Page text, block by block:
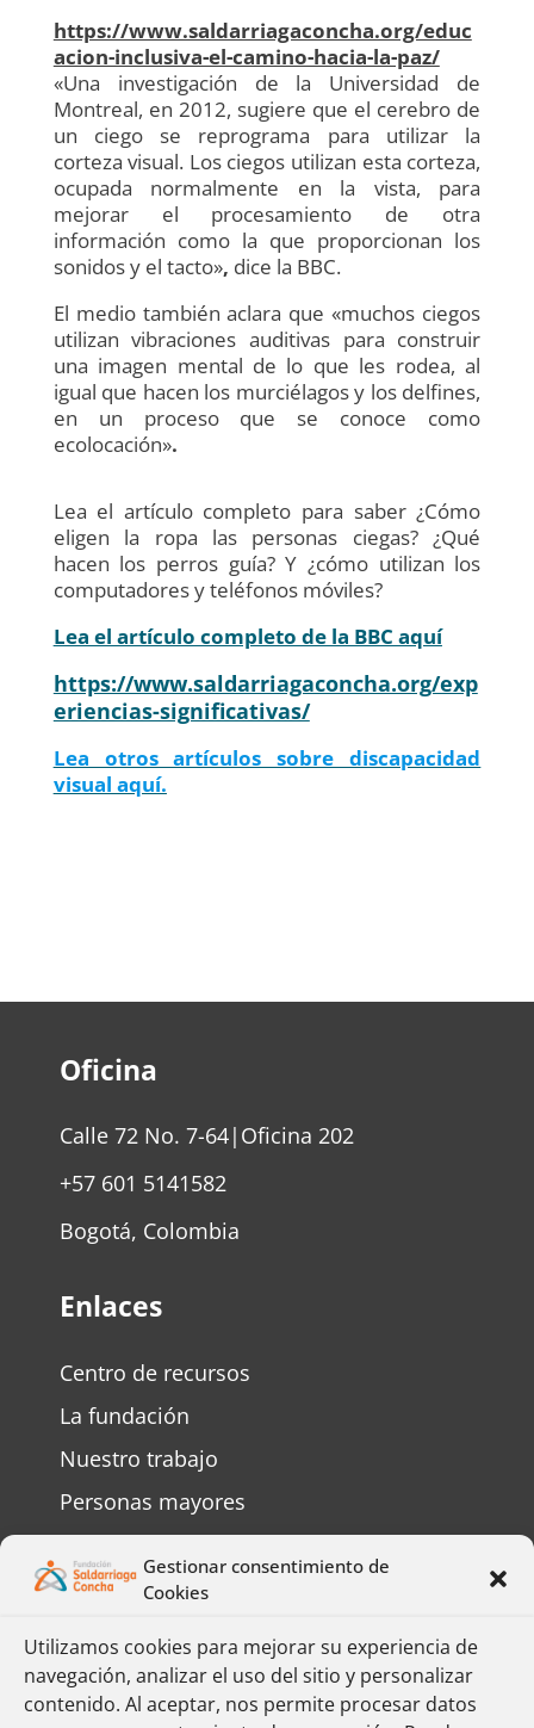
Gestionar consentimiento de
Cookies
Utilizamos cookies para mejorar su experiencia de
navegación, analizar el uso del sitio y personalizar
contenido. Al aceptar, nos permite procesar datos
https://www.saldarriagaconcha.org/educ
acion-inclusiva-el-camino-hacia-la-paz/
«Una investigación de la Universidad de
Montreal, en 2012, sugiere que el cerebro de
un ciego se reprograma para utilizar la
corteza visual. Los ciegos utilizan esta corteza,
ocupada normalmente en la vista, para
mejorar el procesamiento de otra
información como la que proporcionan los
sonidos y el tacto», dice la BBC.
El medio también aclara que «muchos ciegos
utilizan vibraciones auditivas para construir
una imagen mental de lo que les rodea, al
igual que hacen los murciélagos y los delfines,
en un proceso que se conoce como
ecolocación».
Lea el artículo completo para saber ¿Cómo
eligen la ropa las personas ciegas? ¿Qué
hacen los perros guía? Y ¿cómo utilizan los
computadores y teléfonos móviles?
Lea el artículo completo de la BBC aquí
https://www.saldarriagaconcha.org/exp
eriencias-significativas/
Lea otros artículos sobre discapacidad
visual aquí.
Oficina
Calle 72 No. 7-64|Oficina 202
+57 601 5141582
Bogotá, Colombia
Enlaces
Centro de recursos
La fundación
Nuestro trabajo
Personas mayores
Personas con discapacidad
Preguntas frecuentes
Contáctenos
Complete el formulario y responderemos
su mensaje lo más pronto posible.